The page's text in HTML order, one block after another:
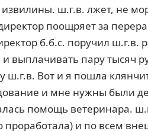
ш.г.в. лжет, не
поощряет за
б.б.с. поручил ш.г.в.
и выплачивать пару тысяч
у ш.г.в. Вот и я пошла
и мне нужны были
помощь ветеринара.
проработала) и по всем